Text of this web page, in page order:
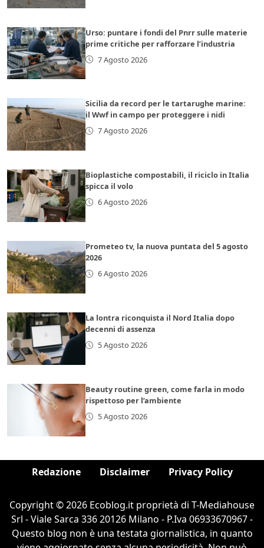
Urso: puntare i fondi del Pnrr sulle materie
prime critiche per rafforzare l’industria
7 Agosto 2026
Sicilia da record per le tartarughe marine:
il Wwf in campo per proteggere i nidi
7 Agosto 2026
Bioplastiche compostabili, il riciclo in Italia
spicca il volo
6 Agosto 2026
Prometeo tv, la nuova puntata del 5 agosto
2026
6 Agosto 2026
La lontra riconquista il Nord Italia dopo
decenni di assenza
5 Agosto 2026
Beauty routine green, come farla in modo
rispettoso per l’ambiente
5 Agosto 2026
Redazione Disclaimer Privacy Policy
Copyright © 2026 Ecoblog.it proprietà di T-Mediahouse
Srl - Viale Sarca 336 20126 Milano - P.Iva 06933670967 -
Questo blog non è una testata giornalistica, in quanto